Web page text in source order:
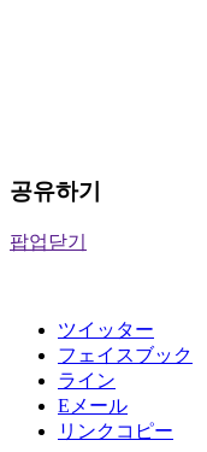
공유하기
팝업닫기
ツイッター
フェイスブック
ライン
Eメール
リンクコピー